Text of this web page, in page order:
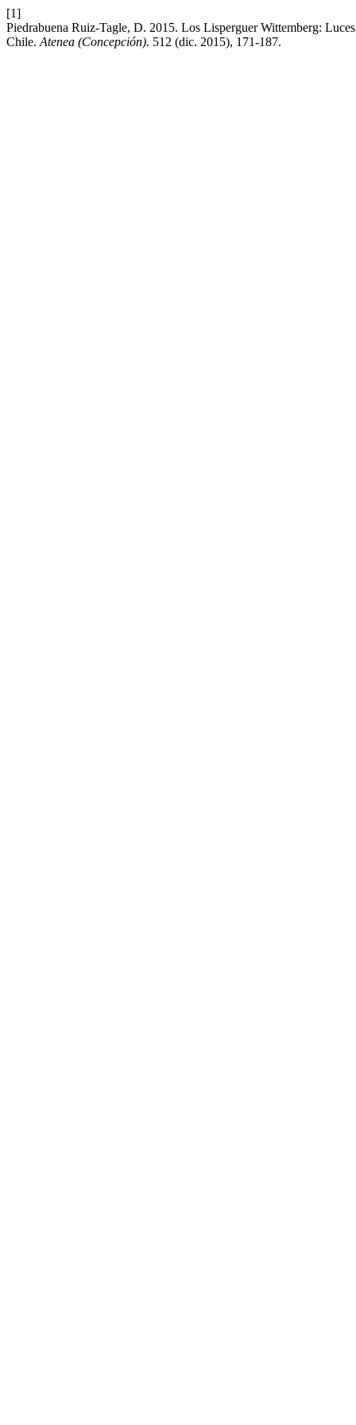
[1]
Piedrabuena Ruiz-Tagle, D. 2015. Los Lisperguer Wittemberg:
Chile. Atenea (Concepción). 512 (dic. 2015), 171-187.